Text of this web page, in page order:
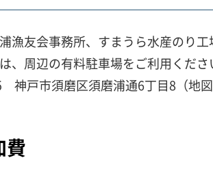
漁友会事務所、すまうら水産のり工
、周辺の有料駐車場をご利用くださ
神戸市須磨区須磨浦通6丁目8（地
費